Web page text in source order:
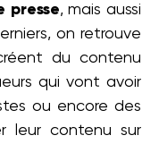
presse, mais aussi
on retrouve
du contenu
qui vont avoir
ou encore des
leur contenu sur